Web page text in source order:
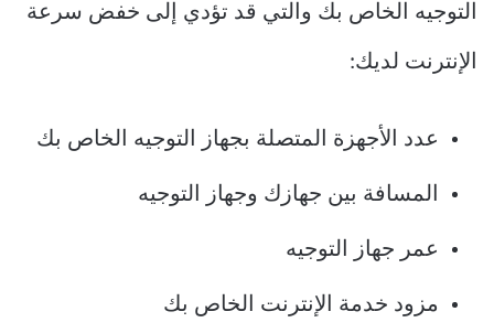
التوجيه الخاص بك والتي قد تؤدي إلى خفض سرعة
الإنترنت لديك:
عدد الأجهزة المتصلة بجهاز التوجيه الخاص بك
المسافة بين جهازك وجهاز التوجيه
عمر جهاز التوجيه
مزود خدمة الإنترنت الخاص بك